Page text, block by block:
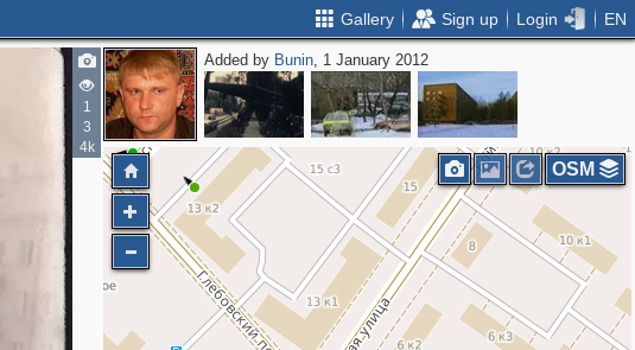
Gallery Sign up Login EN
1
3
4k
Added by Bunin, 1 January 2012
OSM